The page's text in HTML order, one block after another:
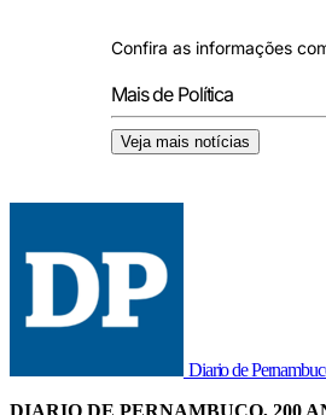
Confira as informações
Mais de Política
Veja mais notícias
Diario de
DIARIO DE PERNAMBUCO, 200